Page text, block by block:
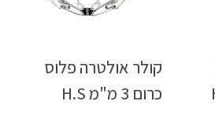
קולר אולטרה פלוס
כרום 3 מ"מ H.S